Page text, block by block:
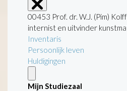
00453 Prof. dr. W.J. (Pim)
internist en uitvinder
Inventaris
Persoonlijk leven
Huldigingen
Mijn Studiezaal